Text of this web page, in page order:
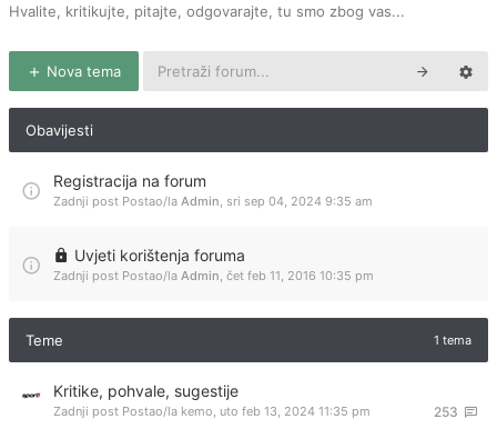
Hvalite, kritikujte, pitajte, odgovarajte, tu smo zbog vas...
Nova tema
Obavijesti
Registracija na forum
Zadnji post Postao/la Admin, sri sep 04, 2024 9:35 am
Uvjeti korištenja foruma
Zadnji post Postao/la Admin, čet feb 11, 2016 10:35 pm
Teme 1 tema
Kritike, pohvale, sugestije
253
Zadnji post Postao/la kemo, uto feb 13, 2024 11:35 pm